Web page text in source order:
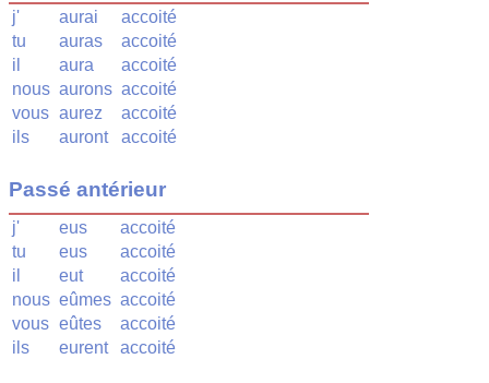
j' aurai
accoité
tu
auras
accoité
il
aura
accoité
nous aurons accoité
vous aurez
accoité
ils
auront accoité
Passé antérieur
j' eus
accoité
tu
eus
accoité
il
eut
accoité
nous eûmes accoité
vous eûtes
accoité
ils
eurent accoité